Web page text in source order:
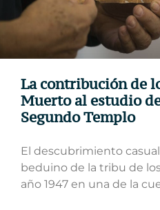
La contribución de
Muerto al estudio
Segundo Templo
El descubrimiento
beduino de la tribu de
año 1947 en una de la